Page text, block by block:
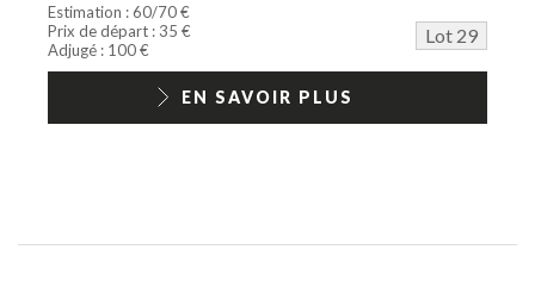
Estimation : 60/70 €
Prix de départ : 35 €
Lot 29
Adjugé : 100 €
EN SAVOIR PLUS